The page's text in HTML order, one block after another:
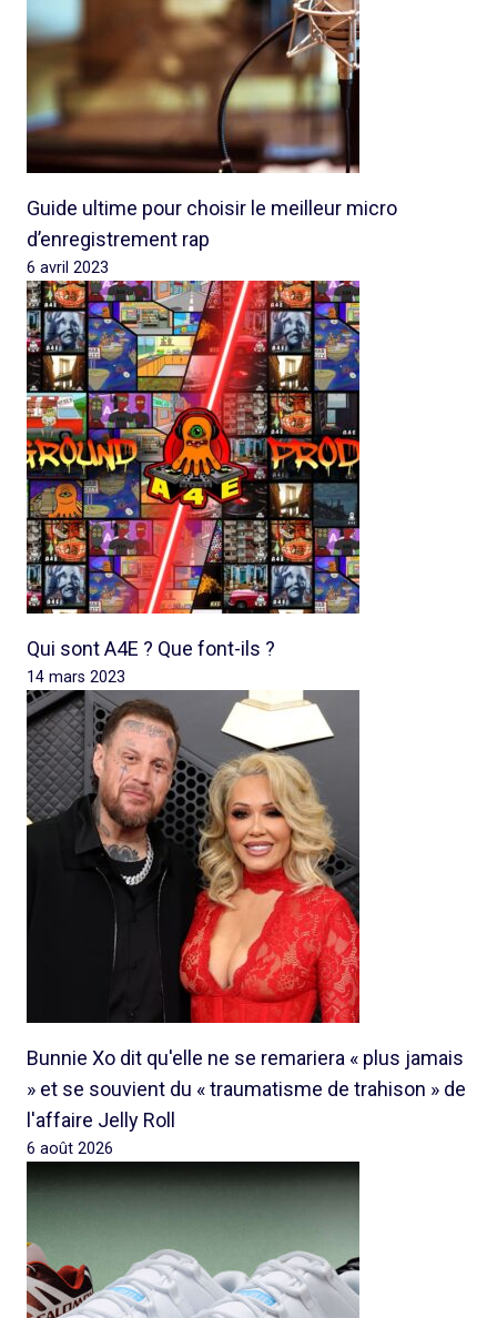
Guide ultime pour choisir le meilleur micro
d’enregistrement rap
6 avril 2023
Qui sont A4E ? Que font-ils ?
14 mars 2023
Bunnie Xo dit qu'elle ne se remariera « plus jamais
» et se souvient du « traumatisme de trahison » de
l'affaire Jelly Roll
6 août 2026